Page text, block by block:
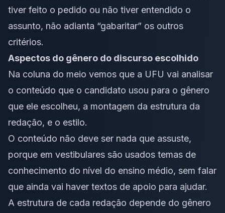
tiver feito o pedido ou não tiver entendido o
assunto, não adianta “gabaritar” os outros
critérios.
Aspectos do gênero do discurso escolhido
Na coluna do meio vemos que a UFU vai analisar
o conteúdo que o candidato usou para o gênero
que ele escolheu, a montagem da estrutura da
redação, e o estilo.
O conteúdo não deve ser nada que assuste,
porque em vestibulares são usados temas de
conhecimento do nível do ensino médio, sem falar
que ainda vai haver textos de apoio para ajudar.
A estrutura de cada redação depende do gênero